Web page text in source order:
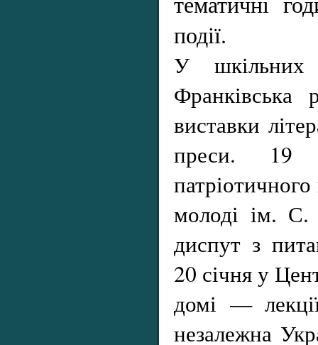
події.
У шкільних
Франківська
виставки
преси. 19
молоді ім. С.
диспут з
20 січня у
домі —
незалежна